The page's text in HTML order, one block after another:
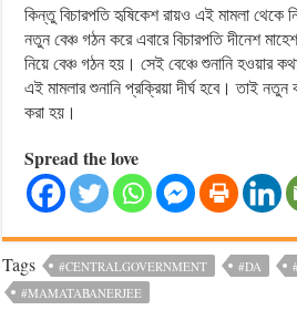
কিন্তু বিচারপতি হৃষিকেশ রায়ও এই মামলা
নতুন বেঞ্চ গঠন করে এবারে বিচারপতি দীনেশ
নিয়ে বেঞ্চ গঠন হয়। সেই বেঞ্চে শুনানি হওয়ার
এই মামলার শুনানি প্রক্রিয়া দীর্ঘ হবে। তাই নতুন
করা হয়।
Spread the love
Tags #CENTRALGOVERNMENT #DA
#MAMATABANERJEE